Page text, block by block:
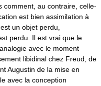
comment, au contraire, celle-
est bien assimilation à
un objet perdu,
perdu. Il est vrai que le
avec le moment
libidinal chez Freud, de
Augustin de la mise en
avec la conception